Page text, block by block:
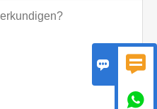
 
